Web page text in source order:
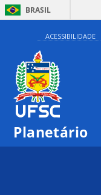
BRASIL
ACESSIBILIDADE
Planetário